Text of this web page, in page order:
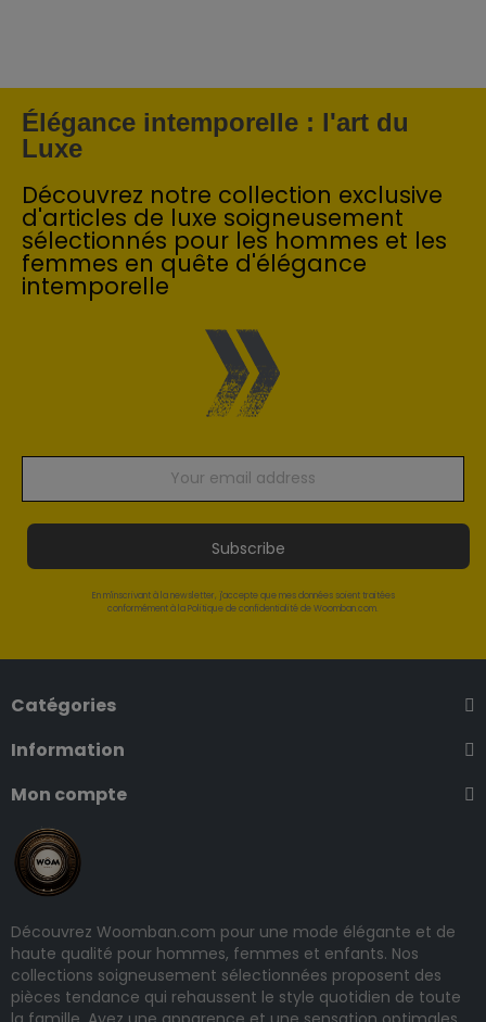
Élégance intemporelle : l'art du
Luxe
Découvrez notre collection exclusive
d'articles de luxe soigneusement
sélectionnés pour les hommes et les
femmes en quête d'élégance
intemporelle
Subscribe
En m'inscrivant à la newsletter, j'accepte que mes données soient traitées
conformément à la Politique de confidentialité de Woomban.com.
Catégories
Information
Mon compte
Découvrez Woomban.com pour une mode élégante et de
haute qualité pour hommes, femmes et enfants. Nos
collections soigneusement sélectionnées proposent des
pièces tendance qui rehaussent le style quotidien de toute